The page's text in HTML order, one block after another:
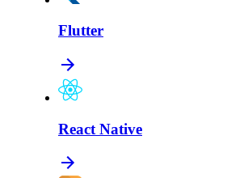
Flutter
React Native